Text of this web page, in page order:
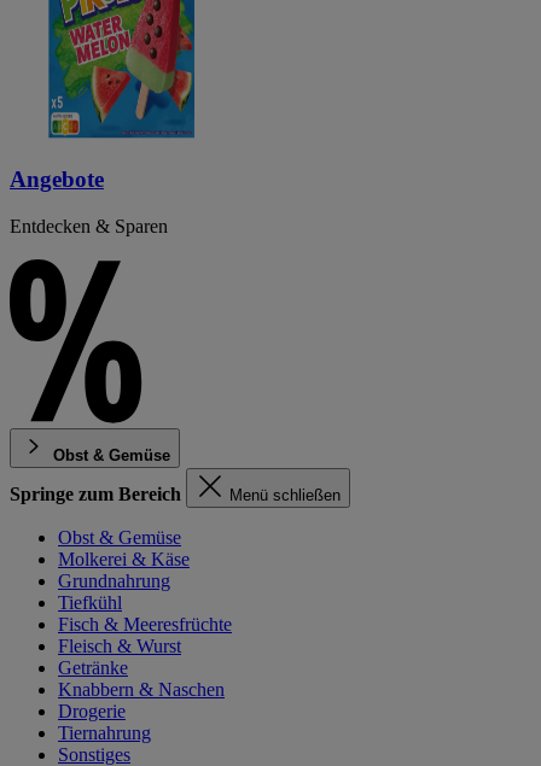
Angebote
Entdecken & Sparen
Obst & Gemüse
Springe zum Bereich Menü schließen
Obst & Gemüse
Molkerei & Käse
Grundnahrung
Tiefkühl
Fisch & Meeresfrüchte
Fleisch & Wurst
Getränke
Knabbern & Naschen
Drogerie
Tiernahrung
Sonstiges